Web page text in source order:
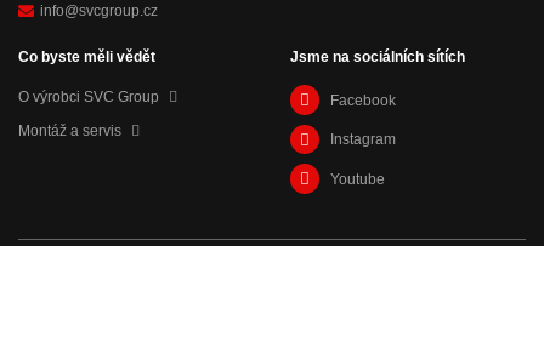
info@svcgroup.cz
Co byste měli vědět
O výrobci SVC Group
Montáž a servis
Jsme na sociálních sítích
Facebook
Instagram
Youtube